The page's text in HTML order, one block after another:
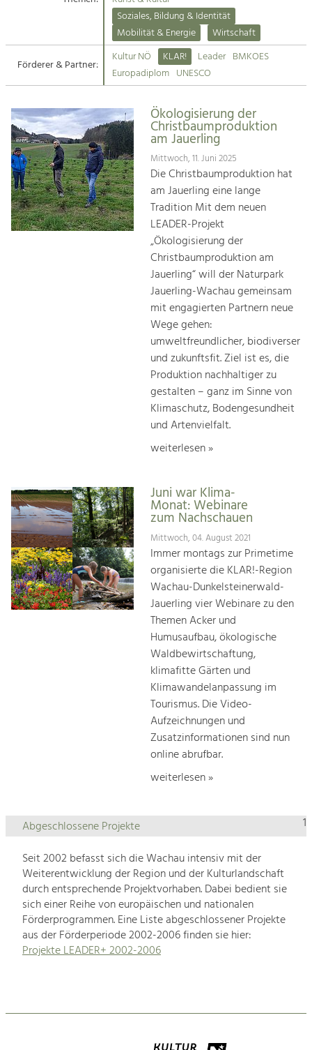
Suche
Impressum
Kontakt
Angebotsentwicklung und
Handwerk, Wissenschaft und Forschung.
Soziales, Bildung &
Identität
Gleichberechtigung, Jugend und
Integration
Mobilität & Energie
Klimawandel, öffentlicher Verkehr und
Steigerung regionaler Wertschöpfung
Soziales, Bildung & Identität
Mobilität & Energie
Wirtschaft
Förderer & Partner:
Kultur NÖ KLAR! Leader BMKOES
Europadiplom UNESCO
Ökologisierung der
Christbaumproduktion
am Jauerling
Mittwoch, 11. Juni 2025
Die Christbaumproduktion hat
am Jauerling eine lange
Tradition Mit dem neuen
LEADER-Projekt
„Ökologisierung der
Christbaumproduktion am
Jauerling“ will der Naturpark
Jauerling-Wachau gemeinsam
mit engagierten Partnern neue
Wege gehen:
umweltfreundlicher, biodiverser
und zukunftsfit. Ziel ist es, die
Produktion nachhaltiger zu
gestalten – ganz im Sinne von
Klimaschutz, Bodengesundheit
und Artenvielfalt.
weiterlesen »
Juni war Klima-
Monat: Webinare
zum Nachschauen
Mittwoch, 04. August 2021
Immer montags zur Primetime
organisierte die KLAR!-Region
Wachau-Dunkelsteinerwald-
Jauerling vier Webinare zu den
Themen Acker und
Humusaufbau, ökologische
Waldbewirtschaftung,
klimafitte Gärten und
Klimawandelanpassung im
Tourismus. Die Video-
Aufzeichnungen und
Zusatzinformationen sind nun
online abrufbar.
weiterlesen »
1
Abgeschlossene Projekte
Seit 2002 befasst sich die Wachau intensiv mit der
Weiterentwicklung der Region und der Kulturlandschaft
durch entsprechende Projektvorhaben. Dabei bedient sie
sich einer Reihe von europäischen und nationalen
Förderprogrammen. Eine Liste abgeschlossener Projekte
aus der Förderperiode 2002-2006 finden sie hier:
Projekte LEADER+ 2002-2006